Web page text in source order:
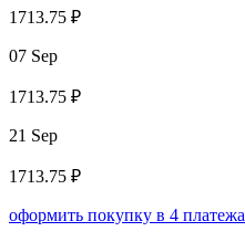
1713.75 ₽
07 Sep
1713.75 ₽
21 Sep
1713.75 ₽
оформить покупку в 4 платежа